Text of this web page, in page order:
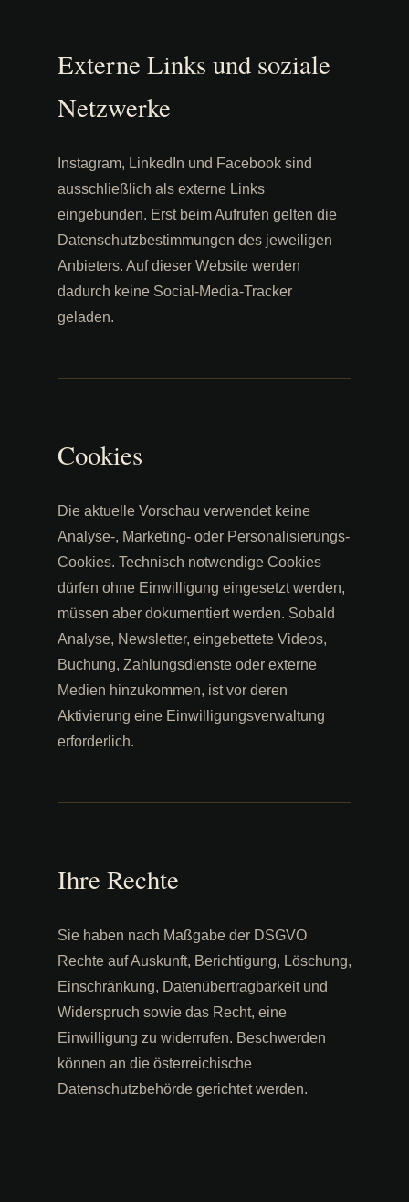
Externe Links und soziale
Netzwerke
Instagram, LinkedIn und Facebook sind
ausschließlich als externe Links
eingebunden. Erst beim Aufrufen gelten die
Datenschutzbestimmungen des jeweiligen
Anbieters. Auf dieser Website werden
dadurch keine Social-Media-Tracker
geladen.
Cookies
Die aktuelle Vorschau verwendet keine
Analyse-, Marketing- oder Personalisierungs-
Cookies. Technisch notwendige Cookies
dürfen ohne Einwilligung eingesetzt werden,
müssen aber dokumentiert werden. Sobald
Analyse, Newsletter, eingebettete Videos,
Buchung, Zahlungsdienste oder externe
Medien hinzukommen, ist vor deren
Aktivierung eine Einwilligungsverwaltung
erforderlich.
Ihre Rechte
Sie haben nach Maßgabe der DSGVO
Rechte auf Auskunft, Berichtigung, Löschung,
Einschränkung, Datenübertragbarkeit und
Widerspruch sowie das Recht, eine
Einwilligung zu widerrufen. Beschwerden
können an die österreichische
Datenschutzbehörde gerichtet werden.